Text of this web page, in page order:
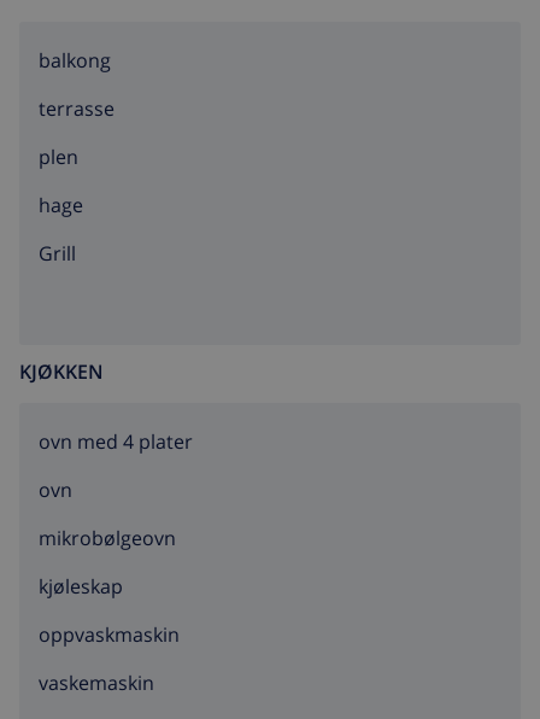
balkong
terrasse
plen
hage
grill
KJØKKEN
ovn med 4 plater
ovn
mikrobølgeovn
kjøleskap
oppvaskmaskin
vaskemaskin